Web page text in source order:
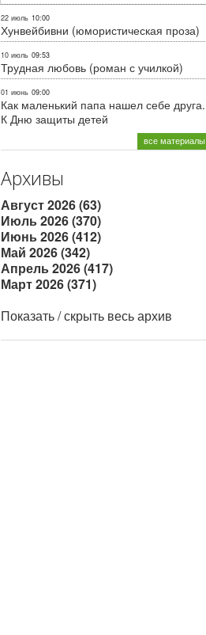
22 июль 10:00
Хунвейбивни (юмористическая проза)
10 июль 09:53
Трудная любовь (роман с училкой)
01 июнь 09:00
Как маленький папа нашел себе друга.
К Дню защиты детей
все материалы
Архивы
Август 2026 (63)
Июль 2026 (370)
Июнь 2026 (412)
Май 2026 (342)
Апрель 2026 (417)
Март 2026 (371)
Показать / скрыть весь архив